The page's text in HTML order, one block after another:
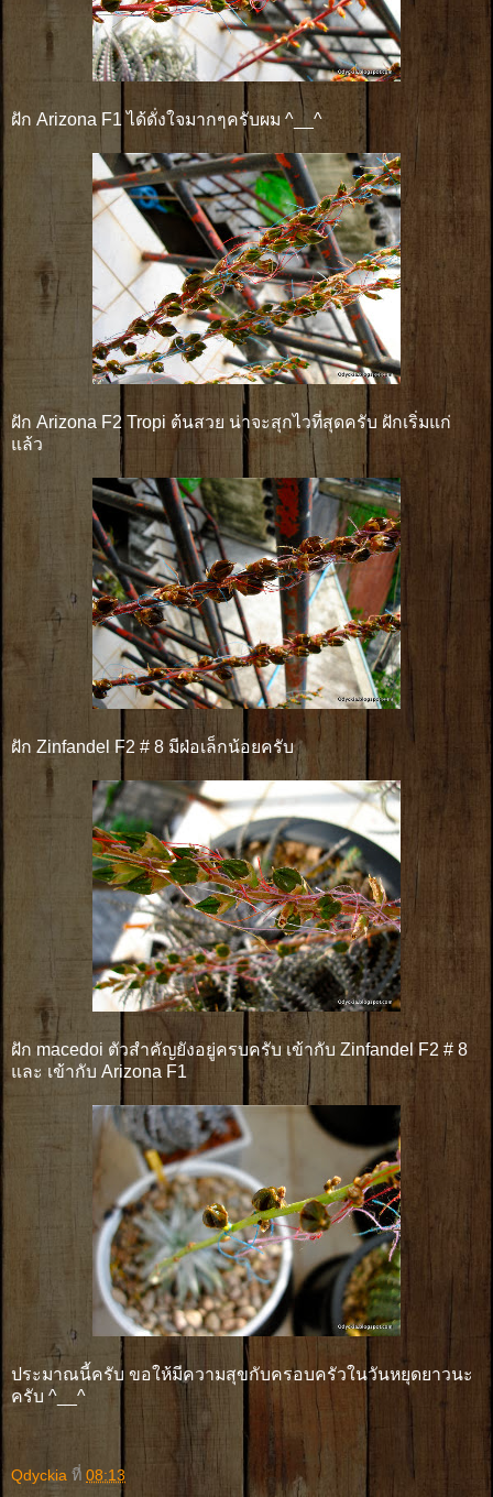
ฝัก Arizona F1 ได้ดั่งใจมากๆครับผม ^__^
ฝัก Arizona F2 Tropi ต้นสวย น่าจะสุกไวที่สุดครับ ฝักเริ่มแก่
แล้ว
ฝัก Zinfandel F2 # 8 มีฝ่อเล็กน้อยครับ
ฝัก macedoi ตัวสำคัญยังอยู่ครบครับ เข้ากับ Zinfandel F2 # 8
และ เข้ากับ Arizona F1
ประมาณนี้ครับ ขอให้มีความสุขกับครอบครัวในวันหยุดยาวนะ
ครับ ^__^
Qdyckia ที่ 08:13